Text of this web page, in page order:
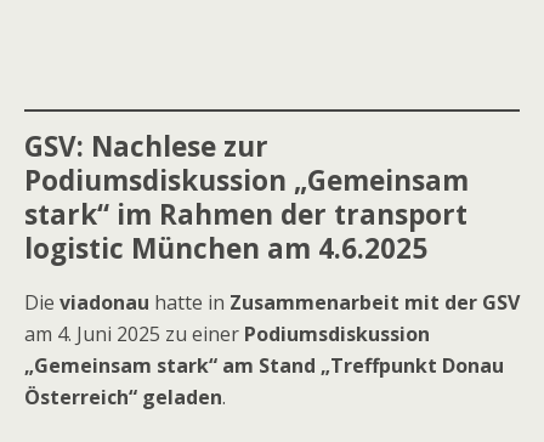
GSV: Nachlese zur
Podiumsdiskussion „Gemeinsam
stark“ im Rahmen der transport
logistic München am 4.6.2025
Die viadonau hatte in Zusammenarbeit mit der GSV
am 4. Juni 2025 zu einer Podiumsdiskussion
„Gemeinsam stark“ am Stand „Treffpunkt Donau
Österreich“ geladen.